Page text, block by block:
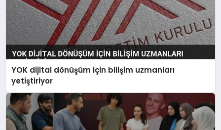
YOK dijital dönüşüm için bilişim uzmanları
yetiştiriyor